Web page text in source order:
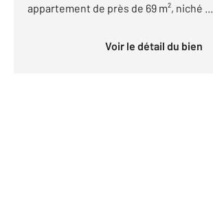
appartement de près de 69 m², niché ...
Voir le détail du bien